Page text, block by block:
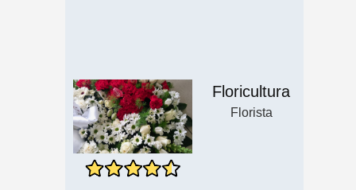
Floricultura
Florista